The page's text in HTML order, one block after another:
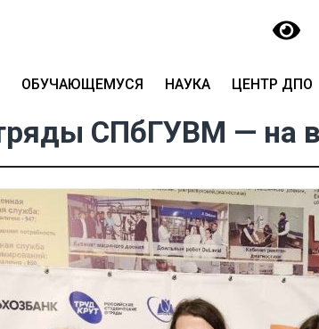
ОБУЧАЮЩЕМУСЯ НАУКА ЦЕНТР ДПО
СПбГУВМ — на